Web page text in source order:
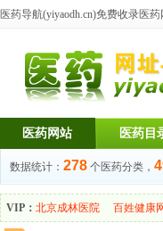
医药导航(yiyaodh.cn)免费收录医药
医药网站 医药目
数据统计： 278 个医药分类，
VIP： 北京成林医院 百姓健康